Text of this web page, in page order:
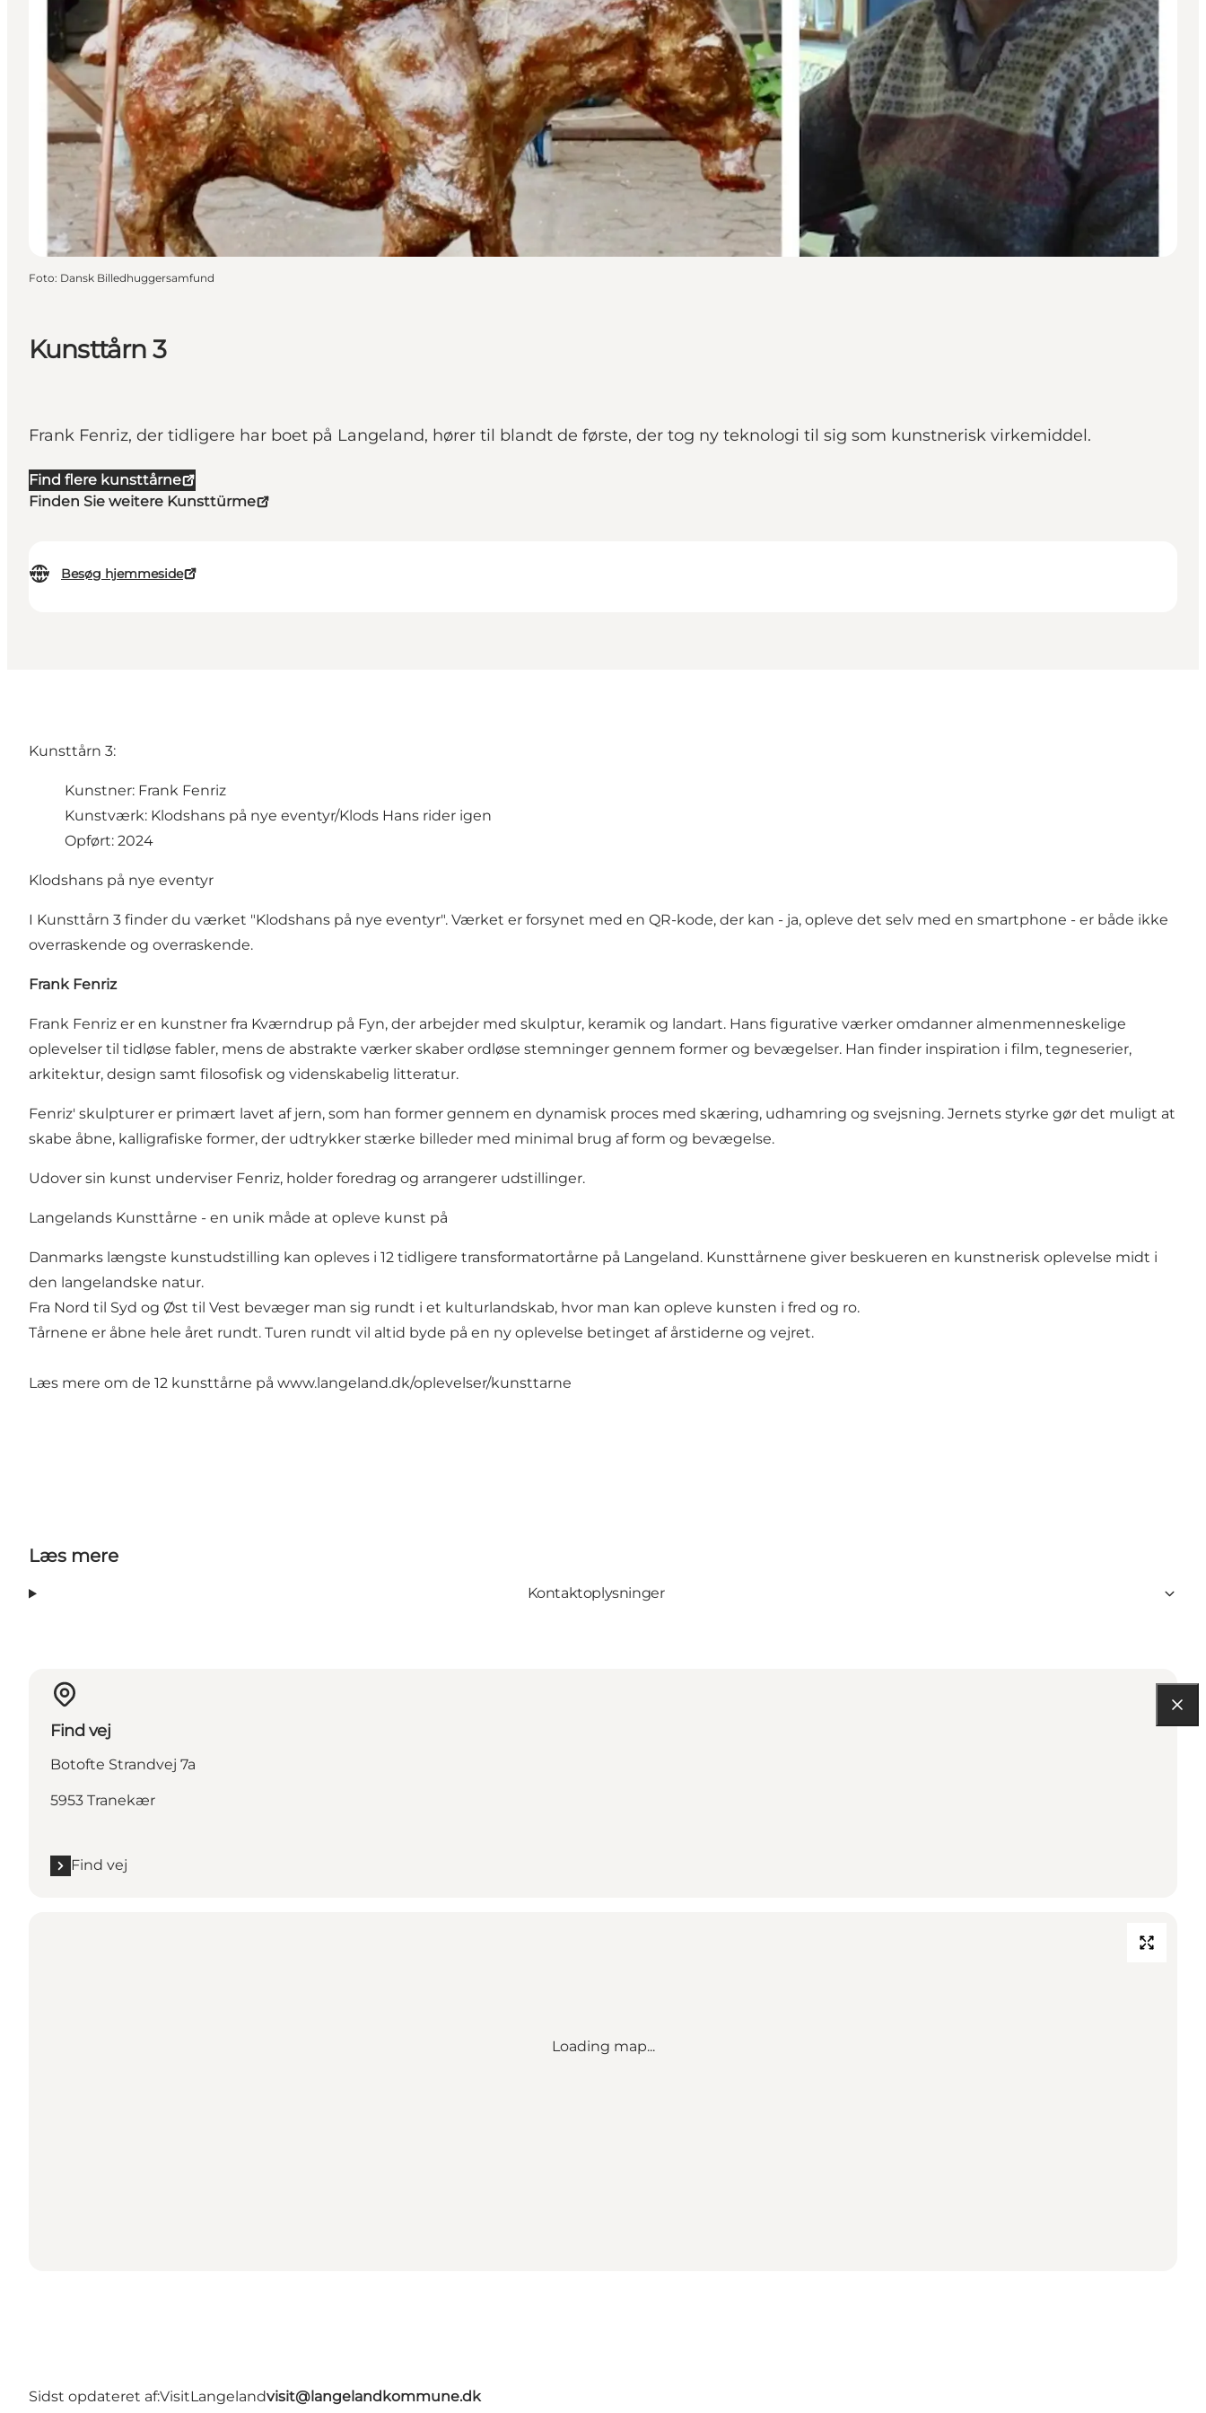
Kunsttårn 3
Frank Fenriz, der tidligere har boet på Langeland, hører til blandt de første, der tog ny teknologi til sig som kunstnerisk virkemiddel.
Find flere kunsttårne
Finden Sie weitere Kunsttürme
Besøg hjemmeside
Foto: Dansk Billedhuggersamfund
Kunsttårn 3:
Kunstner: Frank Fenriz
Kunstværk: Klodshans på nye eventyr/Klods Hans rider igen
Opført: 2024
Klodshans på nye eventyr
I Kunsttårn 3 finder du værket "Klodshans på nye eventyr". Værket er forsynet med en QR-kode, der kan - ja, opleve det selv med en smartphone - er både ikke
overraskende og overraskende.
Frank Fenriz
Frank Fenriz er en kunstner fra Kværndrup på Fyn, der arbejder med skulptur, keramik og landart. Hans figurative værker omdanner almenmenneskelige
oplevelser til tidløse fabler, mens de abstrakte værker skaber ordløse stemninger gennem former og bevægelser. Han finder inspiration i film, tegneserier,
arkitektur, design samt filosofisk og videnskabelig litteratur.
Fenriz' skulpturer er primært lavet af jern, som han former gennem en dynamisk proces med skæring, udhamring og svejsning. Jernets styrke gør det muligt at
skabe åbne, kalligrafiske former, der udtrykker stærke billeder med minimal brug af form og bevægelse.
Udover sin kunst underviser Fenriz, holder foredrag og arrangerer udstillinger.
Langelands Kunsttårne - en unik måde at opleve kunst på
Danmarks længste kunstudstilling kan opleves i 12 tidligere transformatortårne på Langeland. Kunsttårnene giver beskueren en kunstnerisk oplevelse midt i
den langelandske natur.
Fra Nord til Syd og Øst til Vest bevæger man sig rundt i et kulturlandskab, hvor man kan opleve kunsten i fred og ro.
Tårnene er åbne hele året rundt. Turen rundt vil altid byde på en ny oplevelse betinget af årstiderne og vejret.
Læs mere om de 12 kunsttårne på www.langeland.dk/oplevelser/kunsttarne
Læs mere
Kontaktoplysninger
Find vej
Botofte Strandvej 7a
5953 Tranekær
Find vej
Loading map...
Sidst opdateret af:VisitLangelandvisit@langelandkommune.dk